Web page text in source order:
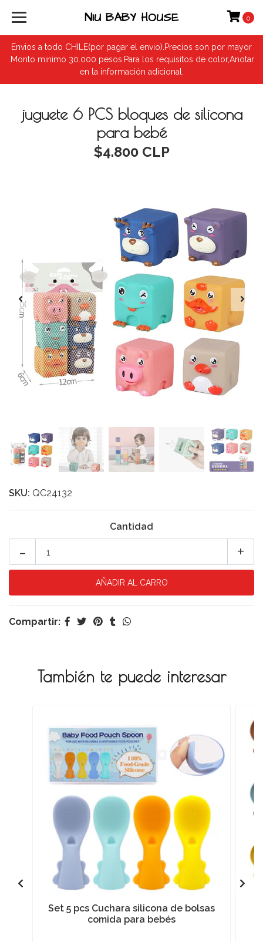
Envios a todo CHILE(por pagar el envio).Precios son por mayor
.Monto minimo 30.000 pesos.Para los requisitos de color,Anotar
en la información adicional.
NIU BABY HOUSE 0
juguete 6 PCS bloques de silicona
para bebé
$4.800 CLP
SKU: QC24132
Cantidad
+
-
Compartir:
También te puede interesar
Set 5 pcs Cuchara silicona de bolsas
comida para bebés